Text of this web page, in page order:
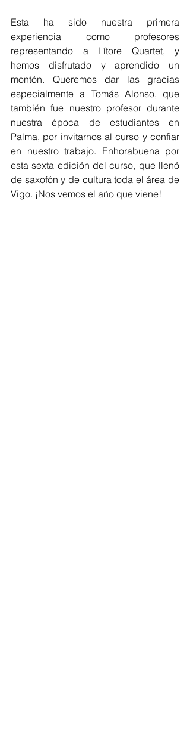
Esta ha sido nuestra primera
experiencia como profesores
representando a Lítore Quartet, y
hemos disfrutado y aprendido un
montón. Queremos dar las gracias
especialmente a Tomás Alonso, que
también fue nuestro profesor durante
nuestra época de estudiantes en
Palma, por invitarnos al curso y confiar
en nuestro trabajo. Enhorabuena por
esta sexta edición del curso, que llenó
de saxofón y de cultura toda el área de
Vigo. ¡Nos vemos el año que viene!